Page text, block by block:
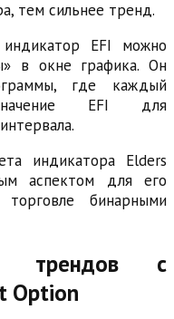
тем сильнее тренд.
EFI можно
в окне графика. Он
где каждый
EFI для
индикатора Elders
аспектом для его
бинарными
трендов с
Option